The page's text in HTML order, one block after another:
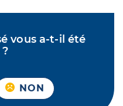
vous a-t-il été
NON